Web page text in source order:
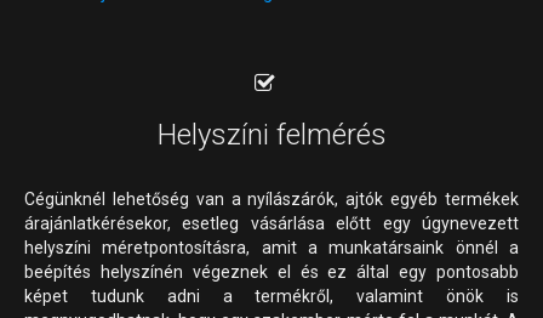
Helyszíni felmérés
Cégünknél lehetőség van a nyílászárók, ajtók egyéb termékek
árajánlatkérésekor, esetleg vásárlása előtt egy úgynevezett
helyszíni méretpontosításra, amit a munkatársaink önnél a
beépítés helyszínén végeznek el és ez által egy pontosabb
képet tudunk adni a termékről, valamint önök is